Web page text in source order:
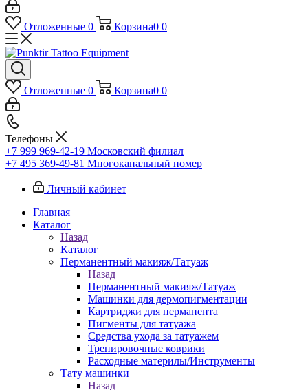
Отложенные 0 Корзина0 0
Отложенные 0 Корзина0 0
Телефоны
+7 999 969-42-19 Московский филиал
+7 495 369-49-81 Многоканальный номер
Личный кабинет
Главная
Каталог
Назад
Каталог
Перманентный макияж/Татуаж
Назад
Перманентный макияж/Татуаж
Машинки для дермопигментации
Картриджи для перманента
Пигменты для татуажа
Средства ухода за татуажем
Тренировочные коврики
Расходные материлы/Инструменты
Тату машинки
Назад